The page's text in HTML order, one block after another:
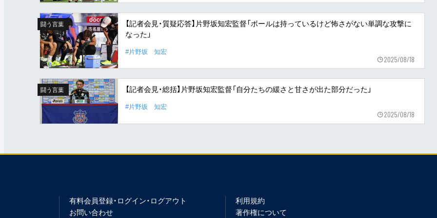
闘う言葉
【記者会見・質疑応答】片野坂知宏監督「ボールは持っているけど怖さがない単調な攻撃に
なった」
#片野坂 知宏
2025/08/18
闘う言葉 【記者会見・総括】片野坂知宏監督「自分たちの緩さと甘さが出た部分だった」
#片野坂 知宏
2025/08/18
有料会員登録・ログイン・ログアウト
お問い合わせ
利用規約
著作権について